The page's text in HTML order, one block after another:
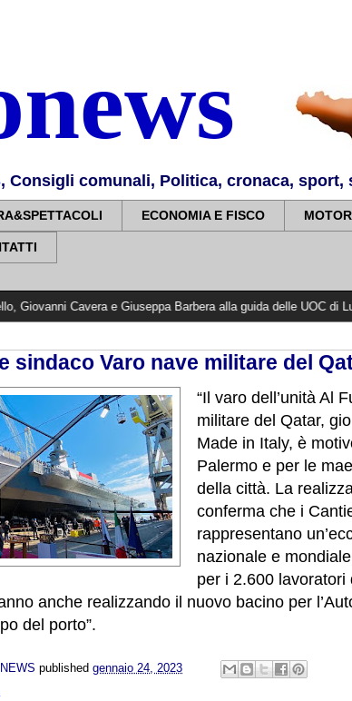
Consigli comunali, Politica, cronaca,
ECONOMIA E FISCO
e Giuseppa Barbera alla guida delle UOC di Lungodegenza
sindaco Varo nave militare del
“Il varo dell’unità Al
militare del Qatar,
Made in Italy, è
Palermo e per le
della città. La
conferma che i
rappresentano
nazionale e
per i 2.600 lavoratori
anche realizzando il nuovo bacino per
del porto”.
published gennaio 24, 2023